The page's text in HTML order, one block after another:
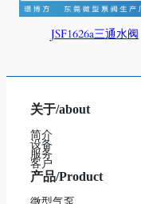
JSF1626a三通水阀
关于/about
简介
设备
服务
客户
产品/Product
微型气泵